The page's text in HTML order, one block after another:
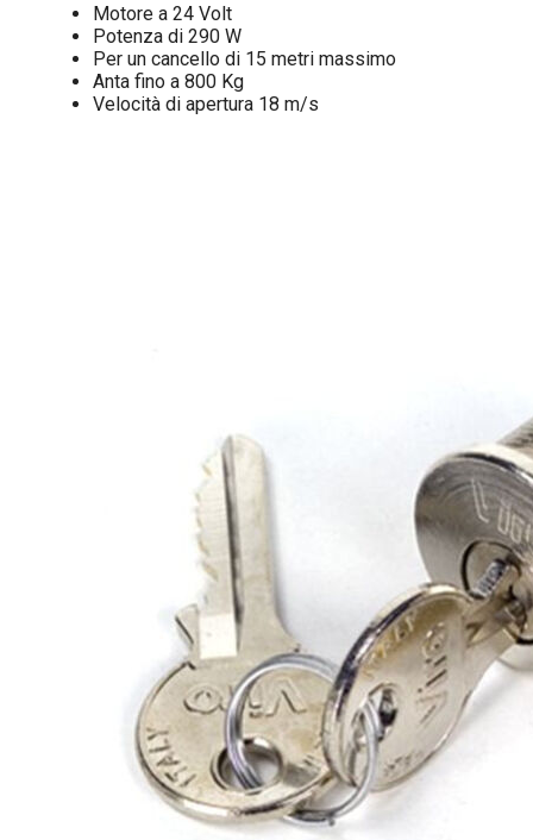
Motore a 24 Volt
Potenza di 290 W
Per un cancello di 15 metri massimo
Anta fino a 800 Kg
Velocità di apertura 18 m/s